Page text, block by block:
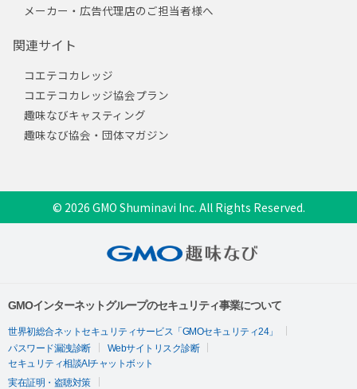
メーカー・広告代理店のご担当者様へ
関連サイト
コエテコカレッジ
コエテコカレッジ協会プラン
趣味なびキャスティング
趣味なび協会・団体マガジン
© 2026 GMO Shuminavi Inc. All Rights Reserved.